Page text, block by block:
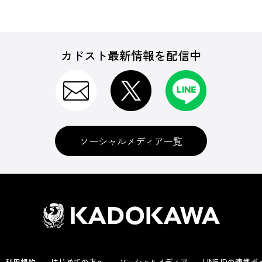
カドスト最新情報を配信中
ソーシャルメディア一覧